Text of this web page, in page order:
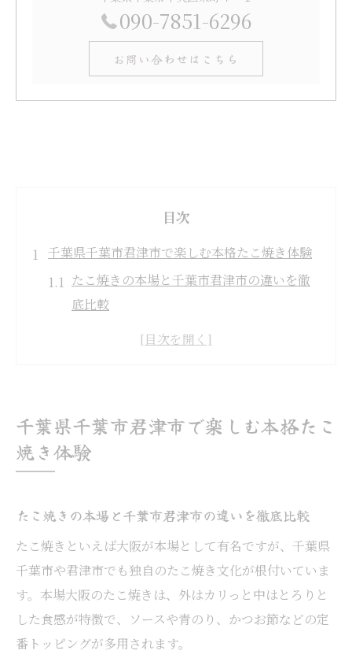
090-7851-6296
お問い合わせはこちら
目次
千葉県千葉市君津市で楽しむ本格たこ焼き体験
たこ焼きの本場と千葉市君津市の違いを徹
底比較
千葉県で味わう絶品たこ焼きの魅力とは
たこ焼き天下一品の食べ歩き体験を深堀り
たこ焼き好きが集う千葉県千葉市君津市の魅力
解説
地元で愛されるたこ焼きの評判と口コミ事
情
君津市でたこ焼きを楽しめるスポットを厳
選紹介
たこ焼きの味わい方と地域グルメとしての
千葉県千葉市君津市で楽しむ本格たこ
焼き体験
たこ焼きの本場と千葉市君津市の違いを徹底比較
たこ焼きといえば大阪が本場として有名ですが、千葉県
千葉市や君津市でも独自のたこ焼き文化が根付いていま
す。本場大阪のたこ焼きは、外はカリっと中はとろりと
した食感が特徴で、ソースや青のり、かつお節などの定
番トッピングが多用されます。